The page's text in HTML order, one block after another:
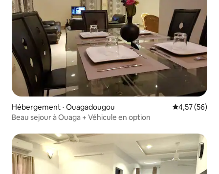
Hébergement ⋅ Ouagadougou Évaluation
4,57 (56)
Beau sejour à Ouaga + Véhicule en option